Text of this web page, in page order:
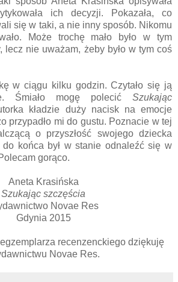
ich decyzji. Pokazała, co
się w taki, a nie inny sposób. Nikomu
Może trochę mało było w tym
lecz nie uważam, żeby było w tym coś
w ciągu kilku godzin. Czytało się ją
Śmiało mogę polecić Szukając
kładzie duży nacisk na emocje
przypadło mi do gustu. Poznacie w tej
o przyszłość swojego dziecka
końca był w stanie odnaleźć się w
gorąco.
Aneta Krasińska
Szukając szczęścia
Novae Res
Gdynia 2015
recenzenckiego dziękuję
Novae Res.